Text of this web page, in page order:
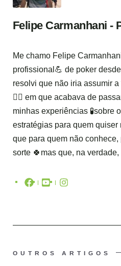
Felipe Carmanhani -
Me chamo Felipe
profissional💪 de poker desde
resolvi que não iria assumir
🤦‍♂️ em que acabava de
minhas experiências 🧪sobre
estratégias para quem
que para quem não
sorte 🍀mas que, na
OUTROS ARTIGOS